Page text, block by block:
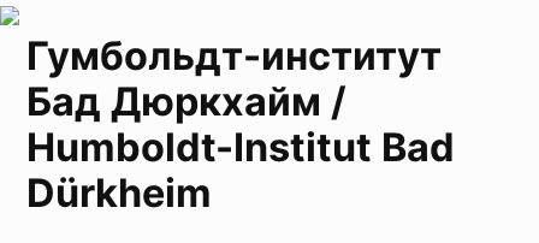
Гумбольдт-институт
Бад Дюркхайм /
Humboldt-Institut Bad
Dürkheim